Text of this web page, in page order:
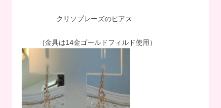
クリソプレーズのピアス
(金具は14金ゴールドフィルド使用）